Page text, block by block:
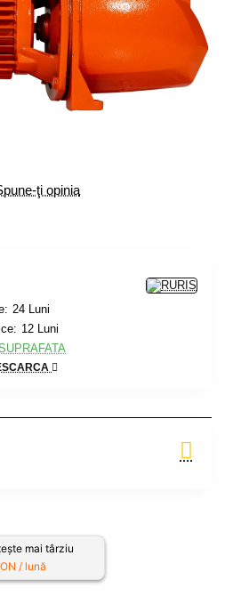
ţi opinia
24 Luni
12 Luni
mai târziu
/ lună